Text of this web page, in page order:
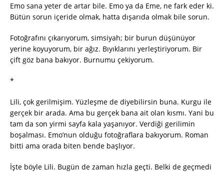
Emo sana yeter de artar bile. Emo ya da Eme, ne fark eder ki.
Bütün sorun içeride olmak, hatta dışarıda olmak bile sorun.
Fotoğrafını çıkarıyorum, simsiyah; bir burun düşünüyor
yerine koyuyorum, bir ağız. Bıyıklarını yerleştiriyorum. Bir
çift göz bana bakıyor. Burnumu çekiyorum.
*
Lili, çok gerilmişim. Yüzleşme de diyebilirsin buna. Kurgu ile
gerçek bir arada. Ama bu gerçek bana ait olan kısmı. Yani bu
tam da son yirmi sayfa kala yaşanıyor. Verdiği gerilimin
boşalması. Emo’nun olduğu fotoğraflara bakıyorum. Roman
bitti ama orada biten bende başlıyor.
İşte böyle Lili. Bugün de zaman hızla geçti. Belki de geçmedi